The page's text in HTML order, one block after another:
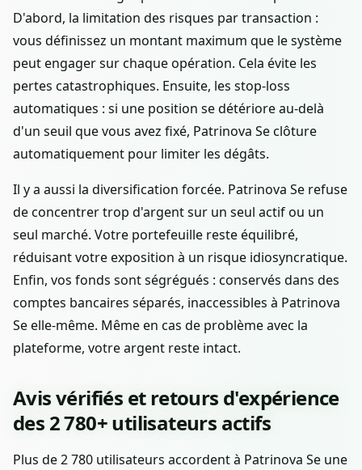
D'abord, la limitation des risques par transaction :
vous définissez un montant maximum que le système
peut engager sur chaque opération. Cela évite les
pertes catastrophiques. Ensuite, les stop-loss
automatiques : si une position se détériore au-delà
d'un seuil que vous avez fixé, Patrinova Se clôture
automatiquement pour limiter les dégâts.
Il y a aussi la diversification forcée. Patrinova Se refuse
de concentrer trop d'argent sur un seul actif ou un
seul marché. Votre portefeuille reste équilibré,
réduisant votre exposition à un risque idiosyncratique.
Enfin, vos fonds sont ségrégués : conservés dans des
comptes bancaires séparés, inaccessibles à Patrinova
Se elle-même. Même en cas de problème avec la
plateforme, votre argent reste intact.
Avis vérifiés et retours d'expérience
des 2 780+ utilisateurs actifs
Plus de 2 780 utilisateurs accordent à Patrinova Se une